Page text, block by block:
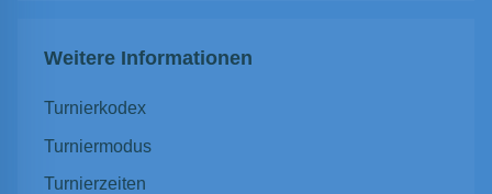
Weitere Informationen
Turnierkodex
Turniermodus
Turnierzeiten